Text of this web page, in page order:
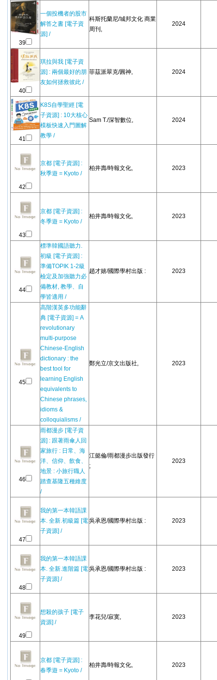
39
一個投機者的股市
解答之書 [電子資
源] /
科斯托蘭尼/城邦文化 商業
周刊,
2024
40
琪拉與我 [電子資
源] : 兩個最好的朋
友如何拯救彼此 /
菲茲派翠克/圓神, 2024
41
K8S自學聖經 [電
子資源] : 10大核心
模板快速入門圖解
教學 /
Sam T./深智數位, 2024
42
京都 [電子資源] :
秋季遊 = Kyoto /
柏井壽/時報文化, 2023
43
京都 [電子資源] :
冬季遊 = Kyoto /
柏井壽/時報文化, 2023
44
標準韓國語聽力.
初級 [電子資源] :
準備TOPIK 1-2級
檢定及加強聽力必
備教材, 教學、自
學皆適用 /
趙才嬉/國際學村出版 : 2023
45
高階漢英多功能辭
典 [電子資源] = A
revolutionary
multi-purpose
Chinese-English
dictionary : the
best tool for
learning English
equivalents to
Chinese phrases,
idioms &
colloquialisms /
鄭光立/京文出版社, 2023
46
雨都漫步 [電子資
源] : 跟著雨傘人回
家旅行 : 日常、海
洋、信仰、飲食、
地景 : 小旅行職人
踏查基隆五種維度
/
江懿倫/雨都漫步出版發行
;
2023
47
我的第一本韓語課
本. 全新.初級篇 [電
子資源] /
吳承恩/國際學村出版 : 2023
48
我的第一本韓語課
本. 全新.進階篇 [電
子資源] /
吳承恩/國際學村出版 : 2023
49
想殺的孩子 [電子
資源] /
李花兒/寂寞, 2023
京都 [電子資源] :
春季遊 = Kyoto /
柏井壽/時報文化, 2023